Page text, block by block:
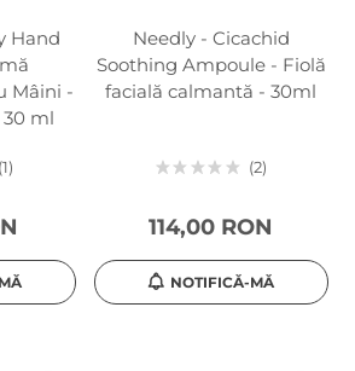
Hand
Mâini -
30 ml
1
Needly - Cicachid
Soothing Ampoule - Fiolă
facială calmantă - 30ml
2
114,00 RON
NOTIFICĂ-MĂ